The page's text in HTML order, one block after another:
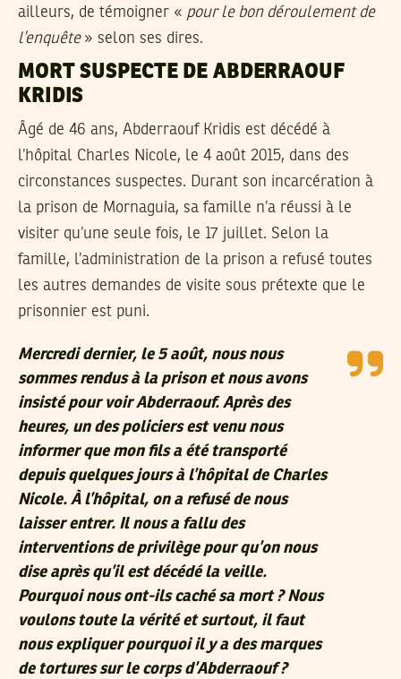
ailleurs, de témoigner « pour le bon déroulement de
l’enquête» selon ses dires.
MORT SUSPECTE DE ABDERRAOUF
KRIDIS
Âgé de 46 ans, Abderraouf Kridis est décédé à
l’hôpital Charles Nicole, le 4 août 2015, dans des
circonstances suspectes. Durant son incarcération à
la prison de Mornaguia, sa famille n’a réussi à le
visiter qu’une seule fois, le 17 juillet. Selon la
famille, l’administration de la prison a refusé toutes
les autres demandes de visite sous prétexte que le
prisonnier est puni.
Mercredi dernier, le 5 août, nous nous
sommes rendus à la prison et nous avons
insisté pour voir Abderraouf. Après des
heures, un des policiers est venu nous
informer que mon fils a été transporté
depuis quelques jours à l’hôpital de Charles
Nicole. À l’hôpital, on a refusé de nous
laisser entrer. Il nous a fallu des
interventions de privilège pour qu’on nous
dise après qu’il est décédé la veille.
Pourquoi nous ont-ils caché sa mort ? Nous
voulons toute la vérité et surtout, il faut
nous expliquer pourquoi il y a des marques
de tortures sur le corps d’Abderraouf ?